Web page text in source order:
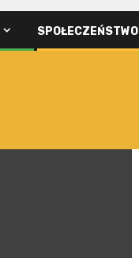
SPOŁECZEŃSTWO